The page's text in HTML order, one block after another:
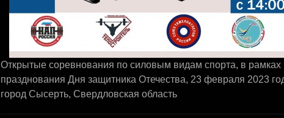
Открытые соревнования по силовым видам спорта, в рамках
празднования Дня защитника Отечества, 23 февраля 2023
город Сысерть, Свердловская область